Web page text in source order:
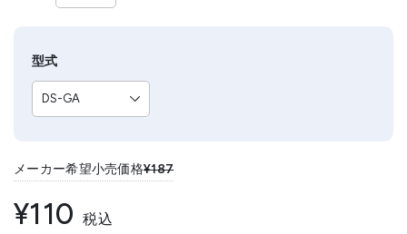
型式
メーカー希望小売価格¥187
¥110 税込